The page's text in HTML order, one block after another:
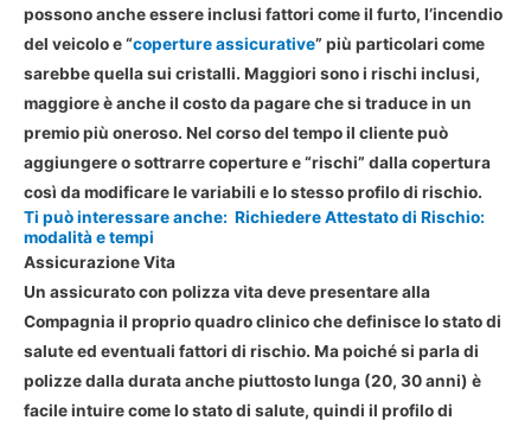
possono anche essere inclusi fattori come il furto, l’incendio
del veicolo e “coperture assicurative” più particolari come
sarebbe quella sui cristalli. Maggiori sono i rischi inclusi,
maggiore è anche il costo da pagare che si traduce in un
premio più oneroso. Nel corso del tempo il cliente può
aggiungere o sottrarre coperture e “rischi” dalla copertura
così da modificare le variabili e lo stesso profilo di rischio.
Ti può interessare anche: Richiedere Attestato di Rischio:
modalità e tempi
Assicurazione Vita
Un assicurato con polizza vita deve presentare alla
Compagnia il proprio quadro clinico che definisce lo stato di
salute ed eventuali fattori di rischio. Ma poiché si parla di
polizze dalla durata anche piuttosto lunga (20, 30 anni) è
facile intuire come lo stato di salute, quindi il profilo di